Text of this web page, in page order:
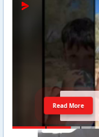
Read More